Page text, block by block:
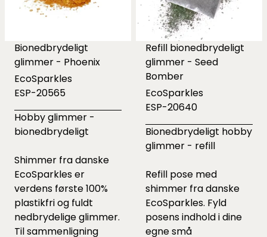
Bionedbrydeligt
glimmer - Phoenix
EcoSparkles
ESP-20565
Hobby glimmer -
bionedbrydeligt
Shimmer fra danske
EcoSparkles er
verdens første 100%
plastikfri og fuldt
nedbrydelige glimmer.
Til sammenligning
Refill bionedbrydeligt
glimmer - Seed
Bomber
EcoSparkles
ESP-20640
Bionedbrydeligt hobby
glimmer - refill
Refill pose med
shimmer fra danske
EcoSparkles. Fyld
posens indhold i dine
egne små